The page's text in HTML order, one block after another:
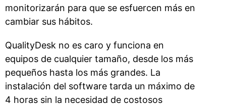
monitorizarán para que se esfuercen más en
cambiar sus hábitos.
QualityDesk no es caro y funciona en
equipos de cualquier tamaño, desde los más
pequeños hasta los más grandes. La
instalación del software tarda un máximo de
4 horas sin la necesidad de costosos